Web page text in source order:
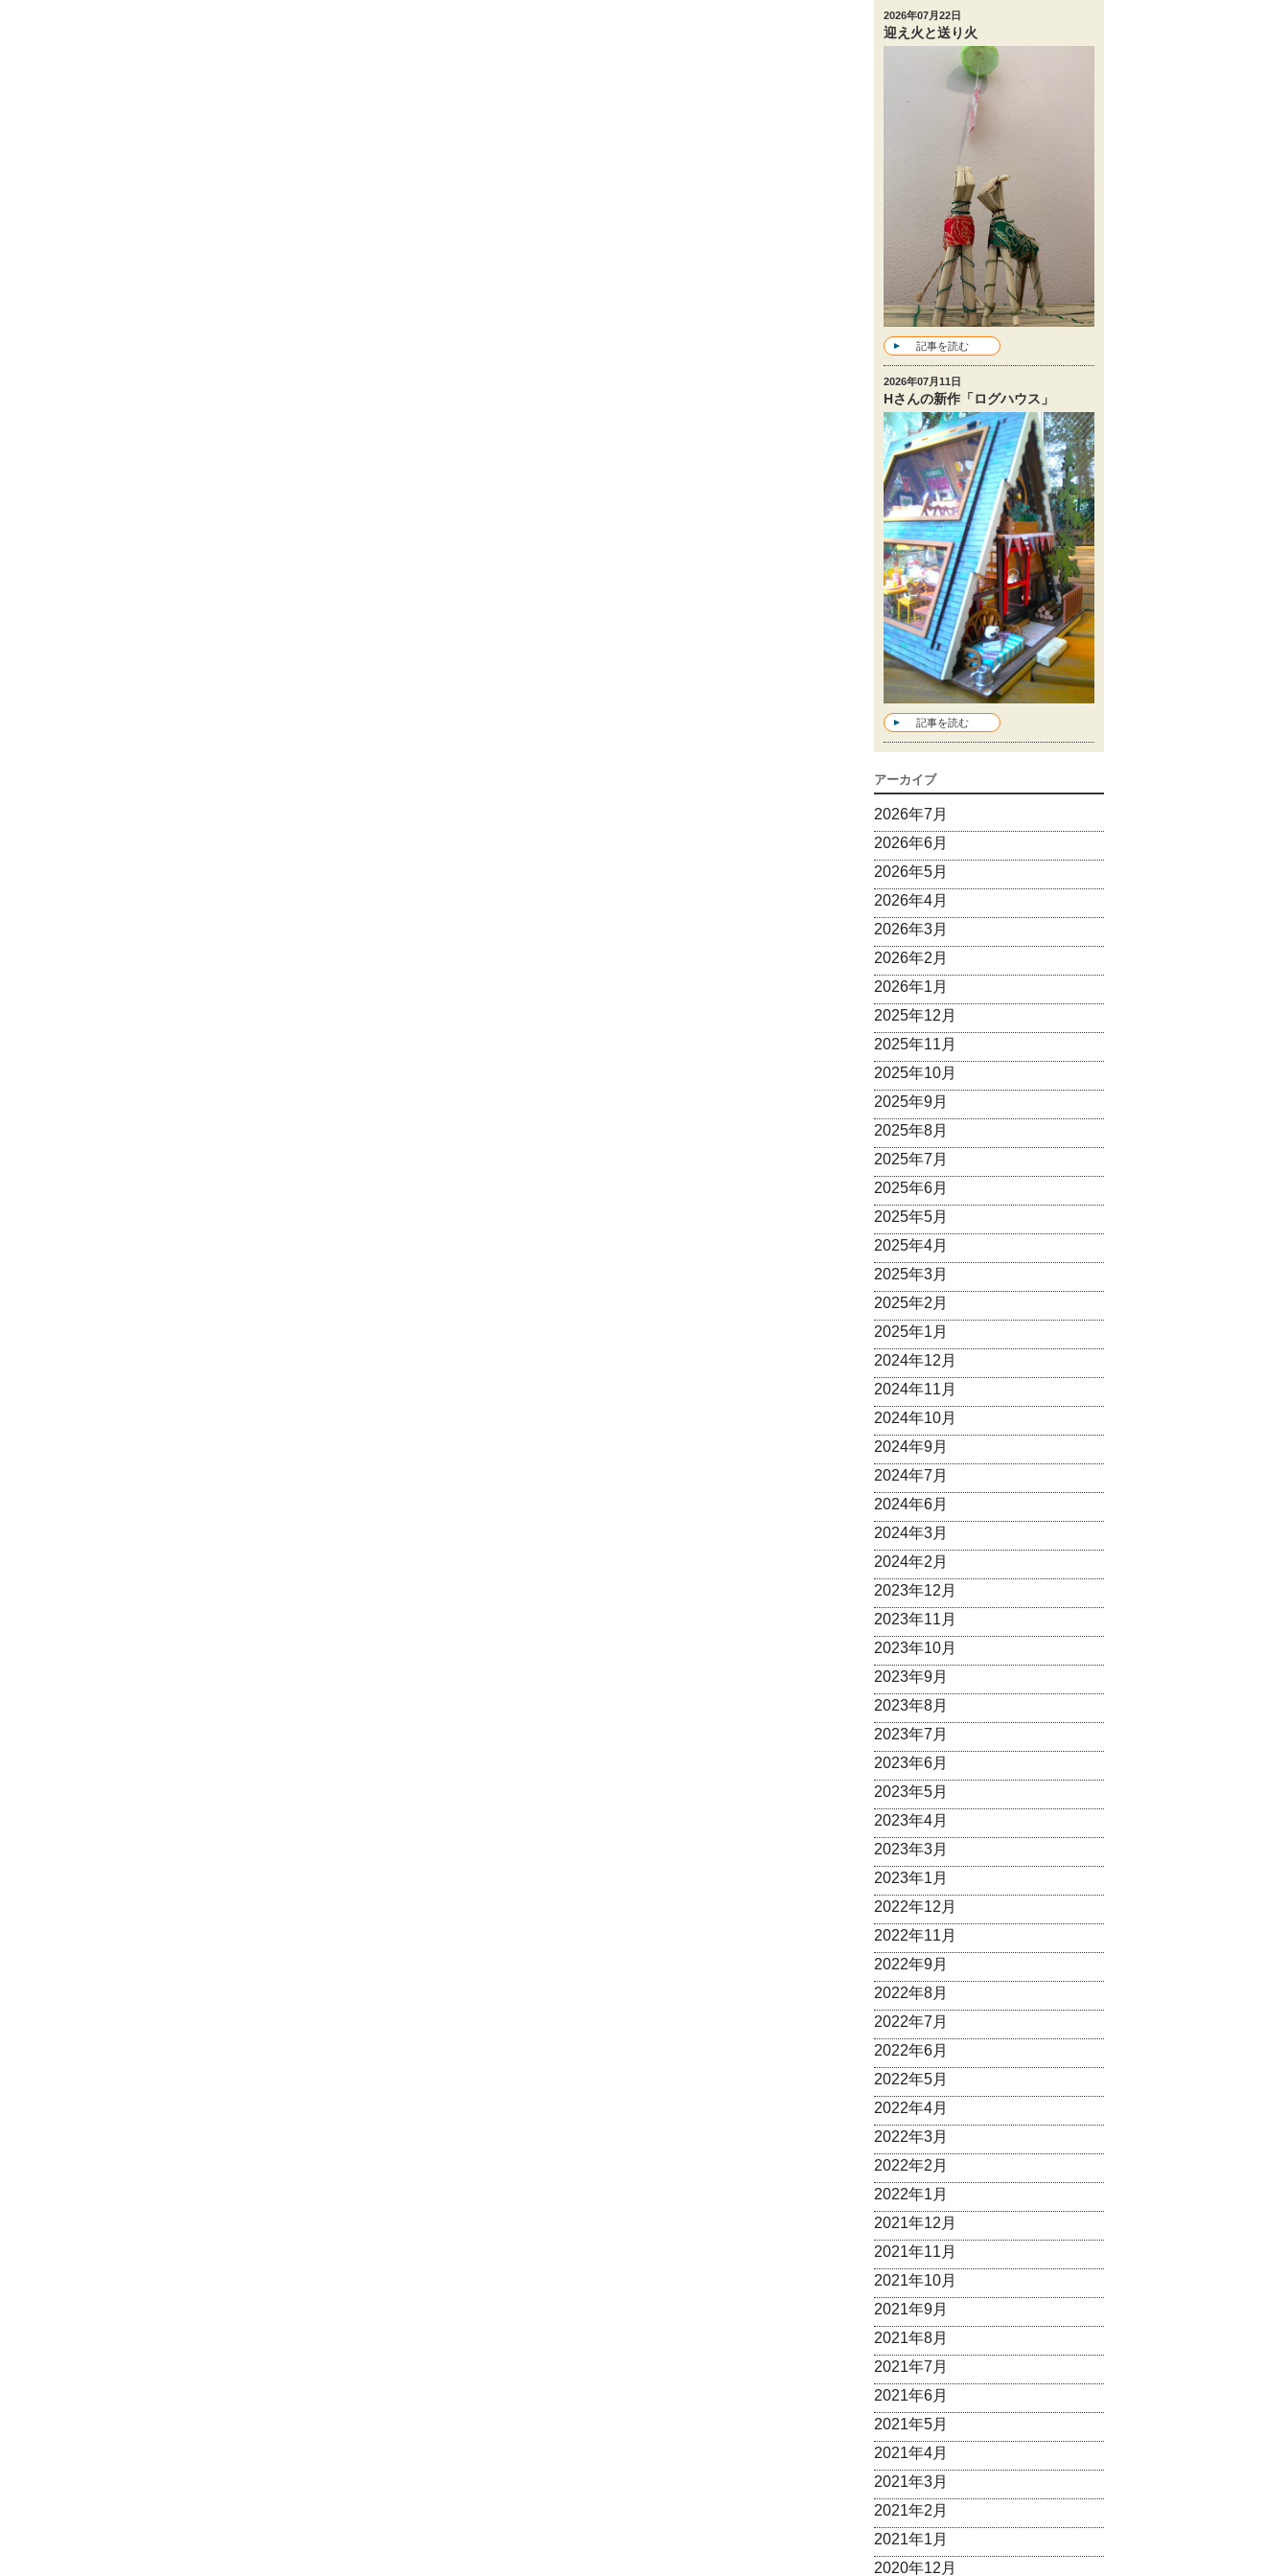
2026年07月22日
迎え火と送り火
記事を読む
2026年07月11日
Hさんの新作「ログハウス」
記事を読む
アーカイブ
2026年7月
2026年6月
2026年5月
2026年4月
2026年3月
2026年2月
2026年1月
2025年12月
2025年11月
2025年10月
2025年9月
2025年8月
2025年7月
2025年6月
2025年5月
2025年4月
2025年3月
2025年2月
2025年1月
2024年12月
2024年11月
2024年10月
2024年9月
2024年7月
2024年6月
2024年3月
2024年2月
2023年12月
2023年11月
2023年10月
2023年9月
2023年8月
2023年7月
2023年6月
2023年5月
2023年4月
2023年3月
2023年1月
2022年12月
2022年11月
2022年9月
2022年8月
2022年7月
2022年6月
2022年5月
2022年4月
2022年3月
2022年2月
2022年1月
2021年12月
2021年11月
2021年10月
2021年9月
2021年8月
2021年7月
2021年6月
2021年5月
2021年4月
2021年3月
2021年2月
2021年1月
2020年12月